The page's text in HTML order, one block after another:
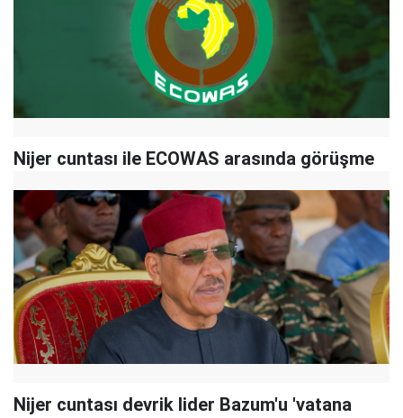
Nijer cuntası ile ECOWAS arasında görüşme
Nijer cuntası devrik lider Bazum'u 'vatana